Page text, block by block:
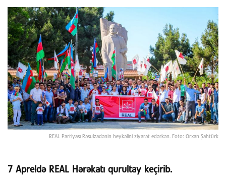
REAL Partiyası Rəsulzadənin heykəlini ziyarət edərkən. Foto: Orxan Şahtürk
7 Apreldə REAL Hərəkatı qurultay keçirib.